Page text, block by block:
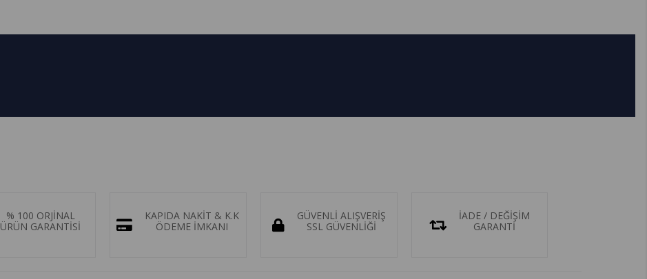
% 100 ORJİNAL
ÜRÜN GARANTİSİ
KAPIDA NAKİT & K.K
ÖDEME İMKANI
GÜVENLİ ALIŞVERİŞ
SSL GÜVENLİĞİ
İADE / DEĞİŞİM
GARANTİ